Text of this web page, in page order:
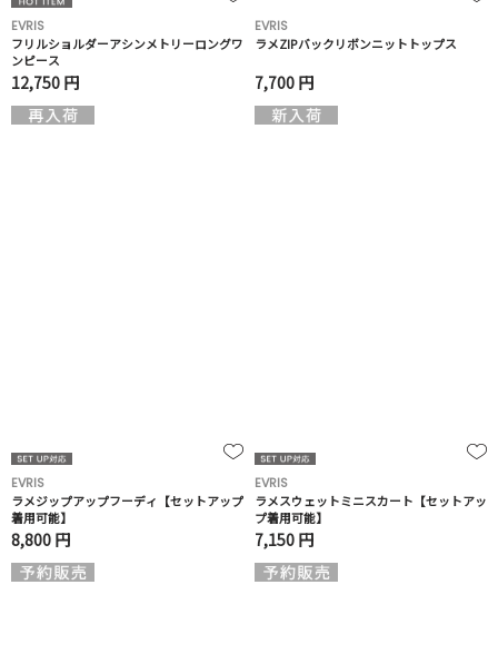
EVRIS
フリルショルダーアシンメトリーロングワ
ンピース
12,750 円
EVRIS
ラメZIPバックリボンニットトップス
7,700 円
EVRIS
ラメジップアップフーディ【セットアップ
着用可能】
8,800 円
EVRIS
ラメスウェットミニスカート【セットアッ
プ着用可能】
7,150 円